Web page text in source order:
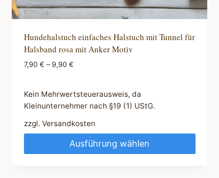
Hundehalstuch einfaches Halstuch mit Tunnel für
Halsband rosa mit Anker Motiv
7,90 € – 9,90 €
Kein Mehrwertsteuerausweis, da
Kleinunternehmer nach §19 (1) UStG.
zzgl. Versandkosten
Ausführung wählen